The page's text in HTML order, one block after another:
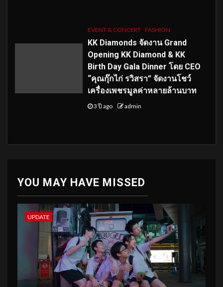
EVENT & CONCERT FASHION
KK Diamonds จัดงาน Grand
Opening KK Diamond & KK
Birth Day Gala Dinner โดย CEO
“คุณกุ๊กไก่ รวิสรา” จัดงานโชว์
เครื่องเพชรมูลค่าหลายล้านบาท
3 ปี ago admin
YOU MAY HAVE MISSED
UPDATE